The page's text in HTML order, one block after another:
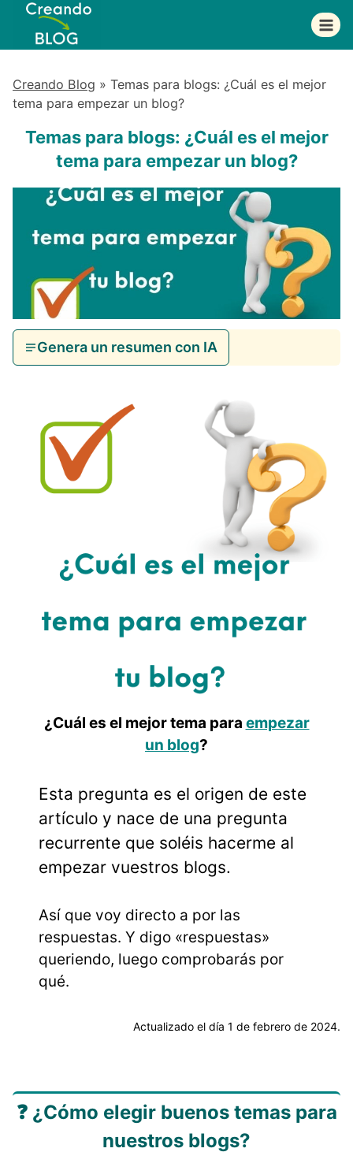
Saltar
contenido
Creando Blog » Temas para blogs: ¿Cuál es el mejor
tema para empezar un blog?
Temas para blogs: ¿Cuál es el mejor
tema para empezar un blog?
Genera un resumen con IA
¿Cuál es el mejor tema para empezar
un blog?
Esta pregunta es el origen de este
artículo y nace de una pregunta
recurrente que soléis hacerme al
empezar vuestros blogs.
Así que voy directo a por las
respuestas. Y digo «respuestas»
queriendo, luego comprobarás por
qué.
Actualizado el día 1 de febrero de 2024.
❓ ¿Cómo elegir buenos temas para
nuestros blogs?